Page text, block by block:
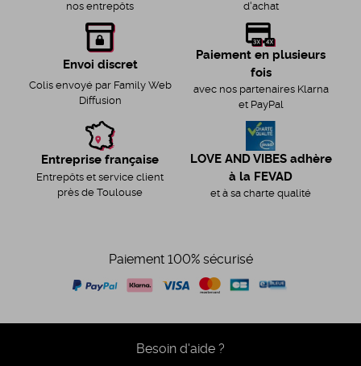
nos entrepôts
d'achat
Envoi discret
Colis envoyé par Family Web
Diffusion
Paiement en plusieurs
fois
avec nos partenaires Klarna
et PayPal
Entreprise française
Entrepôts et service client
près de Toulouse
LOVE AND VIBES adhère
à la FEVAD
et à sa charte qualité
Paiement 100% sécurisé
Besoin d'aide ?